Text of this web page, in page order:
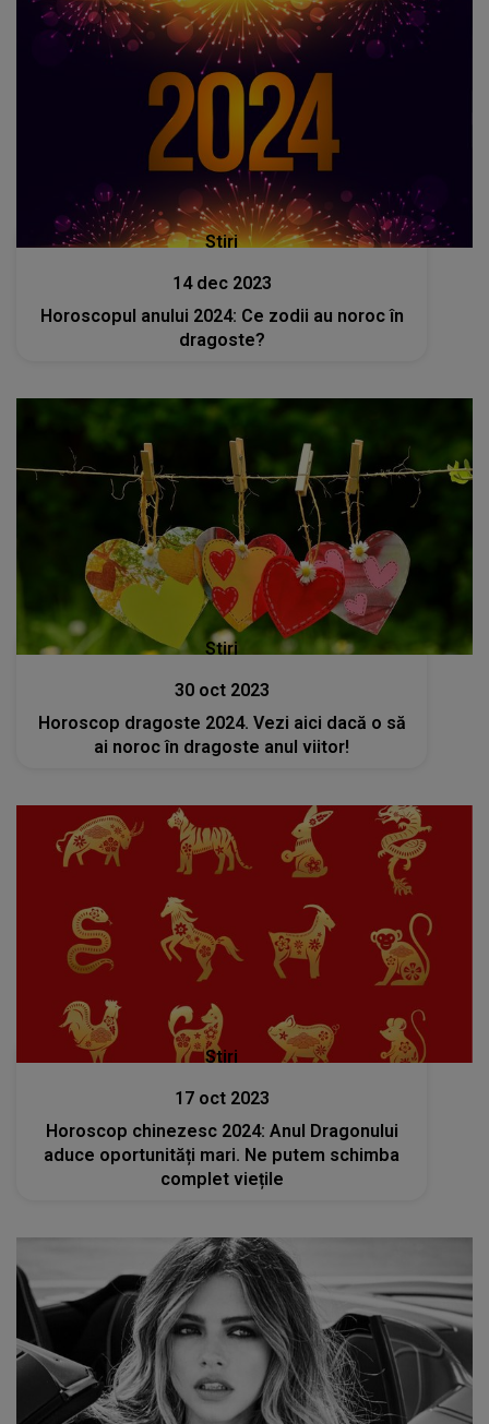
Stiri
14 dec 2023
Horoscopul anului 2024: Ce zodii au noroc în
dragoste?
Stiri
30 oct 2023
Horoscop dragoste 2024. Vezi aici dacă o să
ai noroc în dragoste anul viitor!
Stiri
17 oct 2023
Horoscop chinezesc 2024: Anul Dragonului
aduce oportunități mari. Ne putem schimba
complet viețile